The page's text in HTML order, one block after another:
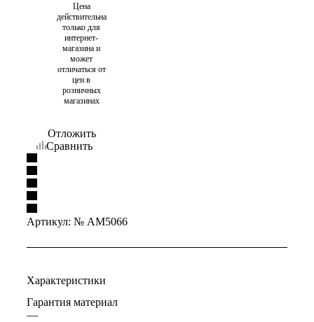
Цена
действительна
только для
интернет-
магазина и
может
отличаться от
цен в
розничных
магазинах
Отложить
Сравнить
Артикул: № AM5066
Характеристики
Гарантия материал
—